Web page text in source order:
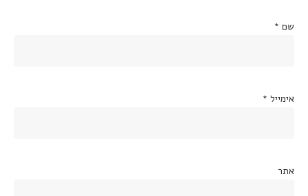
שם *
אימייל *
אתר